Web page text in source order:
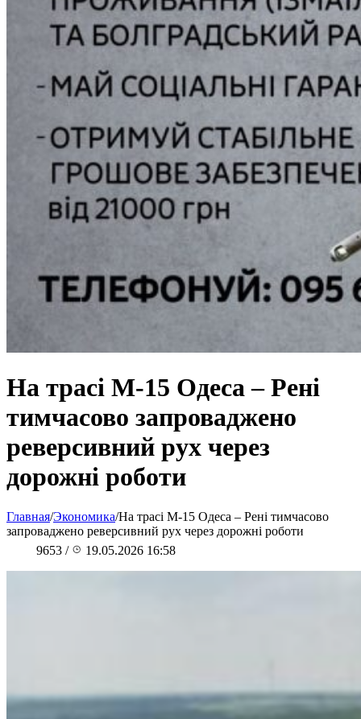
На трасі М-15 Одеса – Рені
тимчасово запроваджено
реверсивний рух через
дорожні роботи
Главная/Экономика/На трасі М-15 Одеса – Рені тимчасово
запроваджено реверсивний рух через дорожні роботи
9653 / 19.05.2026 16:58